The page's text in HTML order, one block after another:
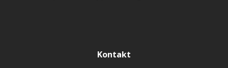
Kontakt